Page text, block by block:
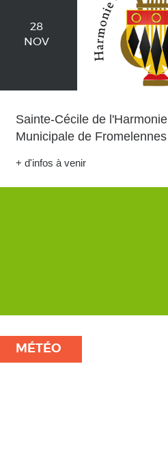
28
NOV
Sainte-Cécile de l'Harmonie
Municipale de Fromelennes
+ d'infos à venir
MÉTÉO